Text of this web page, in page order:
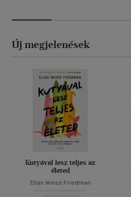
Új megjelenések
Kutyával lesz teljes az
életed
Elias Weiss Friedman